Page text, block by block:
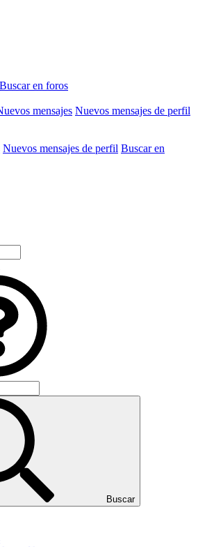
Buscar en foros
mensajes Nuevos mensajes de perfil
Nuevos mensajes de perfil Buscar en
Buscar